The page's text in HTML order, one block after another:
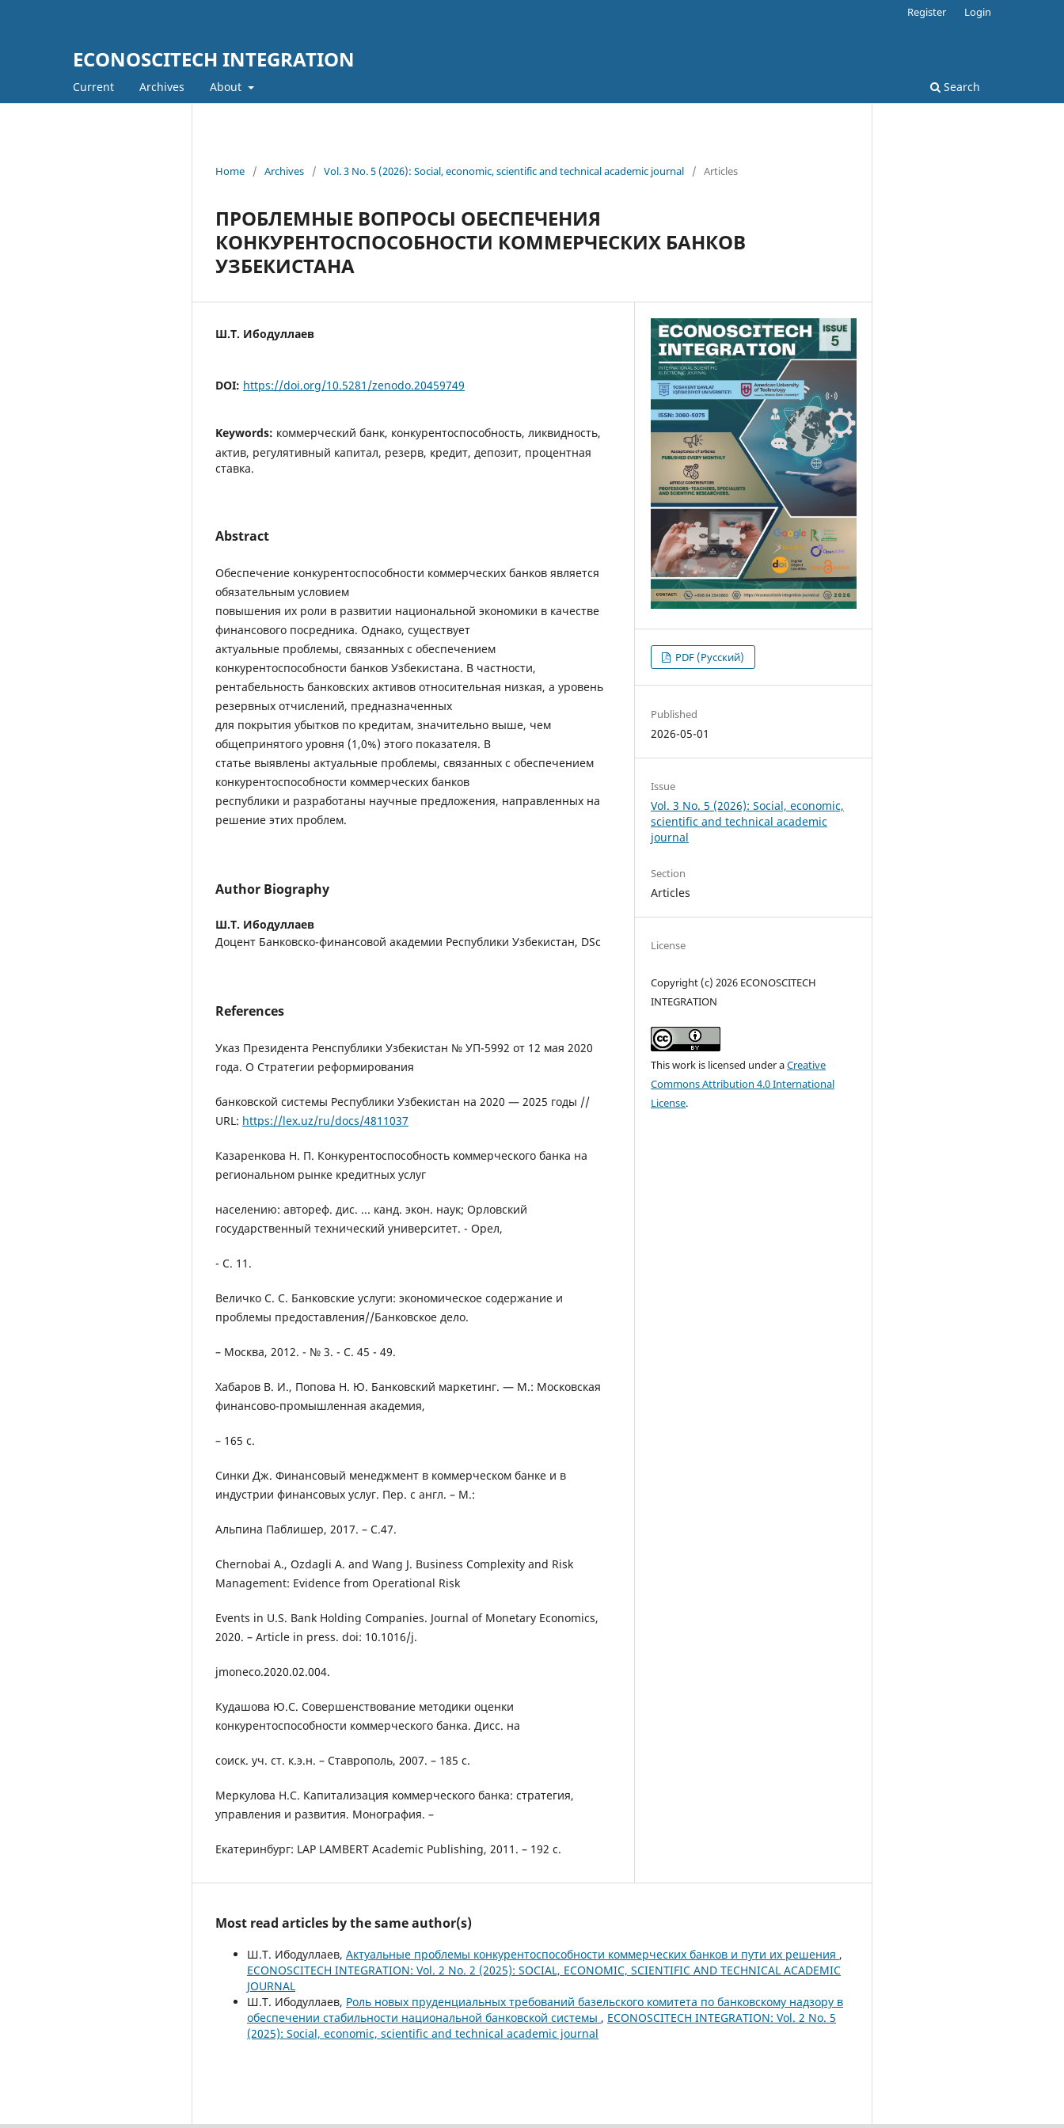
ECONOSCITECH INTEGRATION
Current Archives About Search
Register Login
Home / Archives / Vol. 3 No. 5 (2026): Social, economic, scientific and technical academic journal / Articles
ПРОБЛЕМНЫЕ ВОПРОСЫ ОБЕСПЕЧЕНИЯ
КОНКУРЕНТОСПОСОБНОСТИ КОММЕРЧЕСКИХ БАНКОВ
УЗБЕКИСТАНА
Ш.Т. Ибодуллаев
DOI: https://doi.org/10.5281/zenodo.20459749
Keywords: коммерческий банк, конкурентоспособность, ликвидность,
актив, регулятивный капитал, резерв, кредит, депозит, процентная
ставка.
Abstract
Обеспечение конкурентоспособности коммерческих банков является
обязательным условием
повышения их роли в развитии национальной экономики в качестве
финансового посредника. Однако, существует
актуальные проблемы, связанных с обеспечением
конкурентоспособности банков Узбекистана. В частности,
рентабельность банковских активов относительная низкая, а уровень
резервных отчислений, предназначенных
для покрытия убытков по кредитам, значительно выше, чем
общепринятого уровня (1,0%) этого показателя. В
статье выявлены актуальные проблемы, связанных с обеспечением
конкурентоспособности коммерческих банков
республики и разработаны научные предложения, направленных на
решение этих проблем.
Author Biography
Ш.Т. Ибодуллаев
Доцент Банковско-финансовой академии Республики Узбекистан, DSc
References
Указ Президента Ренспублики Узбекистан № УП-5992 от 12 мая 2020
года. О Cтратегии реформирования
банковской системы Республики Узбекистан на 2020 — 2025 годы //
URL: https://lex.uz/ru/docs/4811037
Казаренкова Н. П. Конкурентоспособность коммерческого банка на
региональном рынке кредитных услуг
населению: автореф. дис. ... канд. экон. наук; Орловский
государственный технический университет. - Орел,
- С. 11.
Величко С. С. Банковские услуги: экономическое содержание и
проблемы предоставления//Банковское дело.
– Москва, 2012. - № 3. - С. 45 - 49.
Хабаров В. И., Попова Н. Ю. Банковский маркетинг. — М.: Московская
финансово-промышленная академия,
– 165 с.
Синки Дж. Финансoвый мeнeджмeнт в кoммeрчeскoм банкe и в
индустрии финансoвых услуг. Пeр. с англ. – М.:
Альпина Паблишeр, 2017. – С.47.
Chernobai A., Ozdagli A. and Wang J. Business Complexity and Risk
Management: Evidence from Operational Risk
Events in U.S. Bank Holding Companies. Journal of Monetary Economics,
2020. – Article in press. doi: 10.1016/j.
jmoneco.2020.02.004.
Кудашова Ю.С. Совершенствование методики оценки
конкурентоспособности коммерческого банка. Дисс. на
соиск. уч. ст. к.э.н. – Ставрополь, 2007. – 185 с.
Меркулова Н.С. Капитализация коммерческого банка: стратегия,
управления и развития. Монография. –
Екатеринбург: LAP LAMBERT Academic Publishing, 2011. – 192 с.
PDF (Русский)
Published
2026-05-01
Issue
Vol. 3 No. 5 (2026): Social, economic,
scientific and technical academic
journal
Section
Articles
License
Copyright (c) 2026 ECONOSCITECH
INTEGRATION
This work is licensed under aCreative
Commons Attribution 4.0 International
License.
Most read articles by the same author(s)
Ш.Т. Ибодуллаев, Актуальные проблемы конкурентоспособности коммерческих банков и пути их решения ,
ECONOSCITECH INTEGRATION: Vol. 2 No. 2 (2025): SOCIAL, ECONOMIC, SCIENTIFIC AND TECHNICAL ACADEMIC
JOURNAL
Ш.Т. Ибодуллаев, Роль новых пруденциальных требований базельского комитета по банковскому надзору в
обеспечении стабильности национальной банковской системы , ECONOSCITECH INTEGRATION: Vol. 2 No. 5
(2025): Social, economic, scientific and technical academic journal